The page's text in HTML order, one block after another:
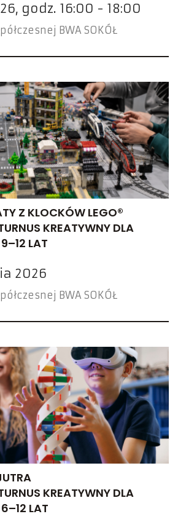
godz. 16:00 - 18:00
BWA SOKÓŁ
Z KLOCKÓW LEGO®
KREATYWNY DLA
LAT
2026
BWA SOKÓŁ
KREATYWNY DLA
LAT